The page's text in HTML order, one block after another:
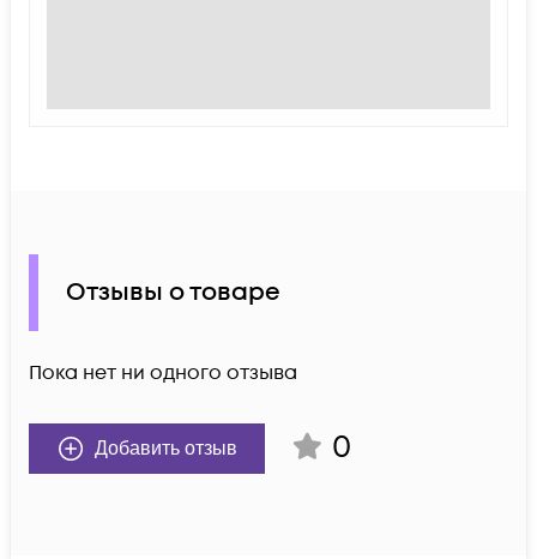
Отзывы о товаре
Пока нет ни одного отзыва
Добавить отзыв 0